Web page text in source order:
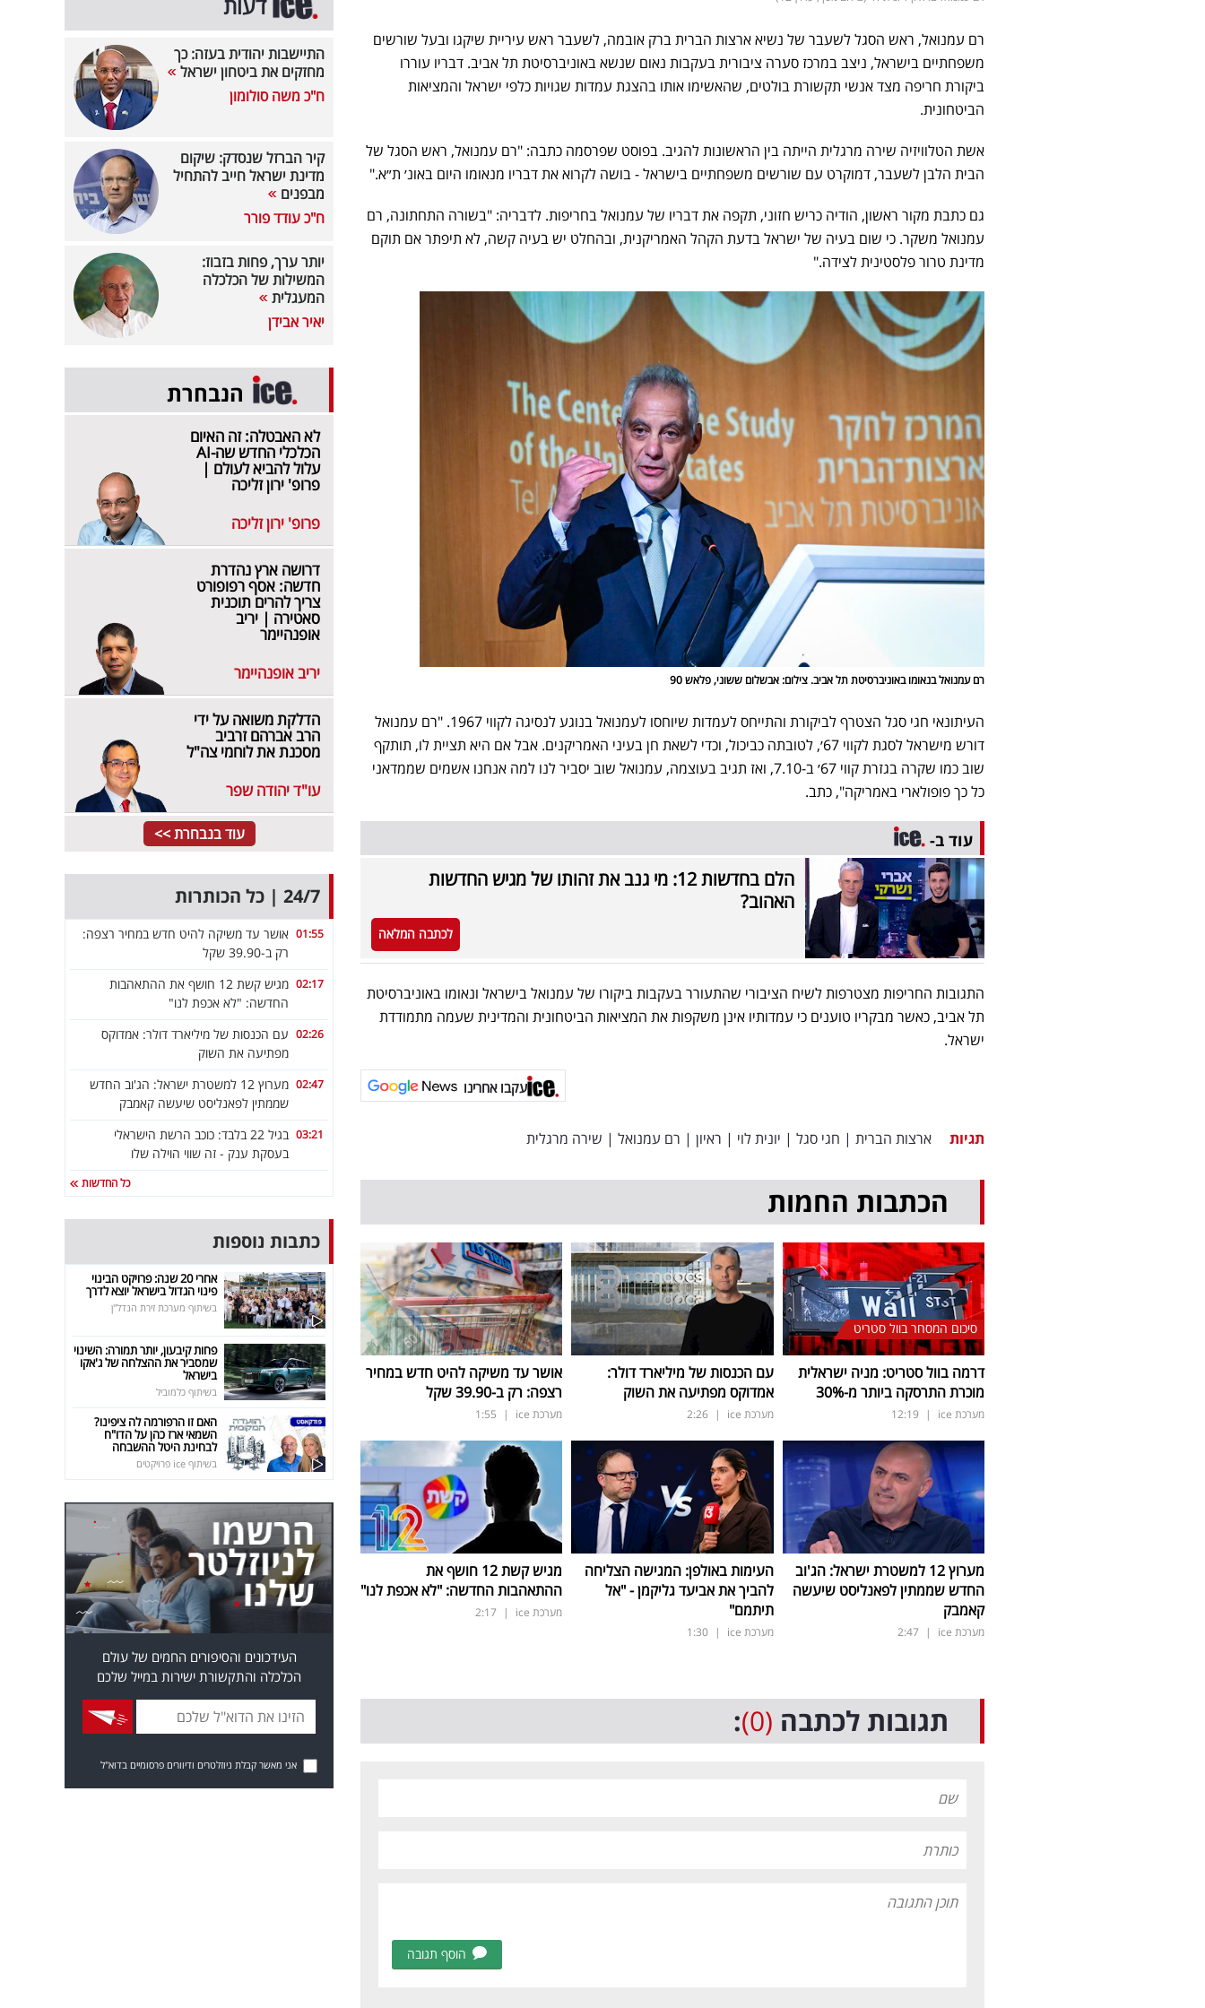
רם עמנואל, ראש הסגל לשעבר של נשיא ארצות הברית ברק אובמה, לשעבר ראש עיריית שיקגו ובעל שורשים
משפחתיים בישראל, ניצב במרכז סערה ציבורית בעקבות נאום שנשא באוניברסיטת תל אביב. דבריו עוררו
ביקורת חריפה מצד אנשי תקשורת בולטים, שהאשימו אותו בהצגת עמדות שגויות כלפי ישראל והמציאות
הביטחונית.
אשת הטלוויזיה שירה מרגלית הייתה בין הראשונות להגיב. בפוסט שפרסמה כתבה: "רם עמנואל, ראש הסגל של
הבית הלבן לשעבר, דמוקרט עם שורשים משפחתיים בישראל - בושה לקרוא את דבריו מנאומו היום באונ׳ ת״א."
גם כתבת מקור ראשון, הודיה כריש חזוני, תקפה את דבריו של עמנואל בחריפות. לדבריה: "בשורה התחתונה, רם
עמנואל משקר. כי שום בעיה של ישראל בדעת הקהל האמריקנית, ובהחלט יש בעיה קשה, לא תיפתר אם תוקם
מדינת טרור פלסטינית לצידה."
רם עמנואל בנאומו באוניברסיטת תל אביב. צילום: אבשלום ששוני, פלאש 90
העיתונאי חגי סגל הצטרף לביקורת והתייחס לעמדות שיוחסו לעמנואל בנוגע לנסיגה לקווי 1967. "רם עמנואל
דורש מישראל לסגת לקווי 67׳, לטובתה כביכול, וכדי לשאת חן בעיני האמריקנים. אבל אם היא תציית לו, תותקף
שוב כמו שקרה בגזרת קווי 67׳ ב-7.10, ואז תגיב בעוצמה, עמנואל שוב יסביר לנו למה אנחנו אשמים שממדאני
כל כך פופולארי באמריקה", כתב.
עוד ב-
הלם בחדשות 12: מי גנב את זהותו של מגיש החדשות
האהוב?
לכתבה המלאה
התגובות החריפות מצטרפות לשיח הציבורי שהתעורר בעקבות ביקורו של עמנואל בישראל ונאומו באוניברסיטת
תל אביב, כאשר מבקריו טוענים כי עמדותיו אינן משקפות את המציאות הביטחונית והמדינית שעמה מתמודדת
ישראל.
עקבו אחרינו
תגיות ארצות הברית | חגי סגל | יונית לוי | ראיון | רם עמנואל | שירה מרגלית
הכתבות החמות
סיכום המסחר בוול סטריט
דרמה בוול סטריט: מניה ישראלית
מוכרת התרסקה ביותר מ-30%
מערכת ice |
12:19
עם הכנסות של מיליארד דולר:
אמדוקס מפתיעה את השוק
מערכת ice |
2:26
אושר עד משיקה להיט חדש במחיר
רצפה: רק ב-39.90 שקל
מערכת ice |
1:55
מערוץ 12 למשטרת ישראל: הג'וב
החדש שממתין לפאנליסט שיעשה
קאמבק
מערכת ice |
2:47
העימות באולפן: המגישה הצליחה
להביך את אביעד גליקמן - "אל
תיתמם"
מערכת ice |
1:30
מגיש קשת 12 חושף את
ההתאהבות החדשה: "לא אכפת לנו"
מערכת ice |
2:17
תגובות לכתבה (0)
:
הוסף תגובה
התיישבות יהודית בעזה: כך
מחזקים את ביטחון ישראל
ח"כ משה סולומון
קיר הברזל שנסדק: שיקום
מדינת ישראל חייב להתחיל
מבפנים
ח"כ עודד פורר
יותר ערך, פחות בזבוז:
המשילות של הכלכלה
המעגלית
יאיר אבידן
הנבחרת
לא האבטלה: זה האיום
הכלכלי החדש שה-AI
עלול להביא לעולם |
פרופ' ירון זליכה
פרופ' ירון זליכה
דרושה ארץ נהדרת
חדשה: אסף רפופורט
צריך להרים תוכנית
סאטירה | יריב
אופנהיימר
יריב אופנהיימר
הדלקת משואה על ידי
הרב אברהם זרביב
מסכנת את לוחמי צה"ל
עו"ד יהודה שפר
עוד בנבחרת >>
24/7 | כל הכותרות
01:55 אושר עד משיקה להיט חדש במחיר רצפה:
רק ב-39.90 שקל
02:17
מגיש קשת 12 חושף את ההתאהבות
החדשה: "לא אכפת לנו"
02:26 עם הכנסות של מיליארד דולר: אמדוקס
מפתיעה את השוק
02:47
מערוץ 12 למשטרת ישראל: הג'וב החדש
שממתין לפאנליסט שיעשה קאמבק
03:21
בגיל 22 בלבד: כוכב הרשת הישראלי
בעסקת ענק - זה שווי הוילה שלו
כל החדשות
כתבות נוספות
אחרי 20 שנה: פרויקט הבינוי
פינוי הגדול בישראל יוצא לדרך
בשיתוף מערכת זירת הנדל"ן
פחות קיבעון, יותר תמורה: השינוי
שמסביר את ההצלחה של ג'אקו
בישראל
בשיתוף כלמוביל
האם זו הרפורמה לה ציפינו?
השמאי ארז כהן על הדו"ח
לבחינת היטל ההשבחה
בשיתוף ice פרויקטים
העידכונים והסיפורים החמים של עולם
הכלכלה והתקשורת ישירות במייל שלכם
אני מאשר קבלת ניוזלטרים ודיוורים פרסומיים בדוא"ל